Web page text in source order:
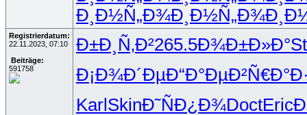
Ð¸Ð½Ñ„Ð¾Ð¸Ð½Ñ„Ð¾
Registrierdatum:
22.11.2023, 07:10
Beiträge:
591758
Ð±Ð¸Ñ‚Ð²265.5Ð¾Ð±Ð»Ð°
Ð¡Ð¾Ð´ÐµÐ“Ð°ÐµÐ²
Karl SkinÐ˜ÑÐ¿Ð¾DoctEric